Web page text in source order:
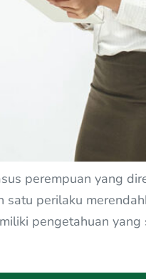
perempuan yang
perilaku
pengetahuan